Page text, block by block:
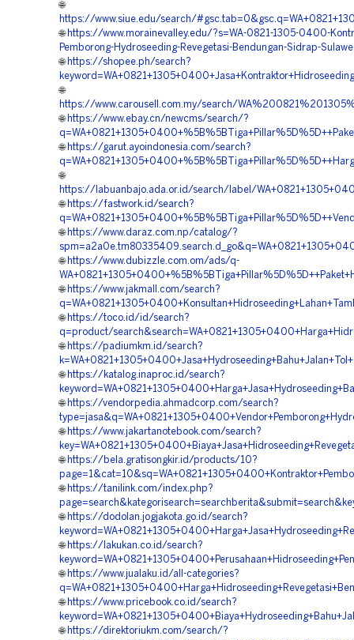
🌐
https://www.siue.edu/search/
🌐 https://www.morainevalley.edu/?s=WA-0821-1305-0400-
Pemborong-Hydroseeding-Revegetasi-Bendungan-Sidrap-
🌐 https://shopee.ph/search?
🌐
https://www.carousell.com.my/search/
🌐 https://www.ebay.cn/newcms/search/?
🌐 https://garut.ayoindonesia.com/search?
🌐
https://labuanbajo.ada.or.id/search/label/
🌐 https://fastwork.id/search?
🌐 https://www.daraz.com.np/catalog/?
🌐 https://www.dubizzle.com.om/ads/q-
🌐 https://www.jakmall.com/search?
🌐 https://toco.id/id/search?
q=product/
🌐 https://padiumkm.id/search?
🌐 https://katalog.inaproc.id/search?
🌐 https://vendorpedia.ahmadcorp.com/search?
🌐 https://www.jakartanotebook.com/search?
🌐 https://bela.gratisongkir.id/products/10?
🌐 https://tanilink.com/index.php?
🌐 https://dodolan.jogjakota.go.id/search?
🌐 https://lakukan.co.id/search?
🌐 https://www.jualaku.id/all-categories?
🌐 https://www.pricebook.co.id/search?
🌐 https://direktoriukm.com/search/?